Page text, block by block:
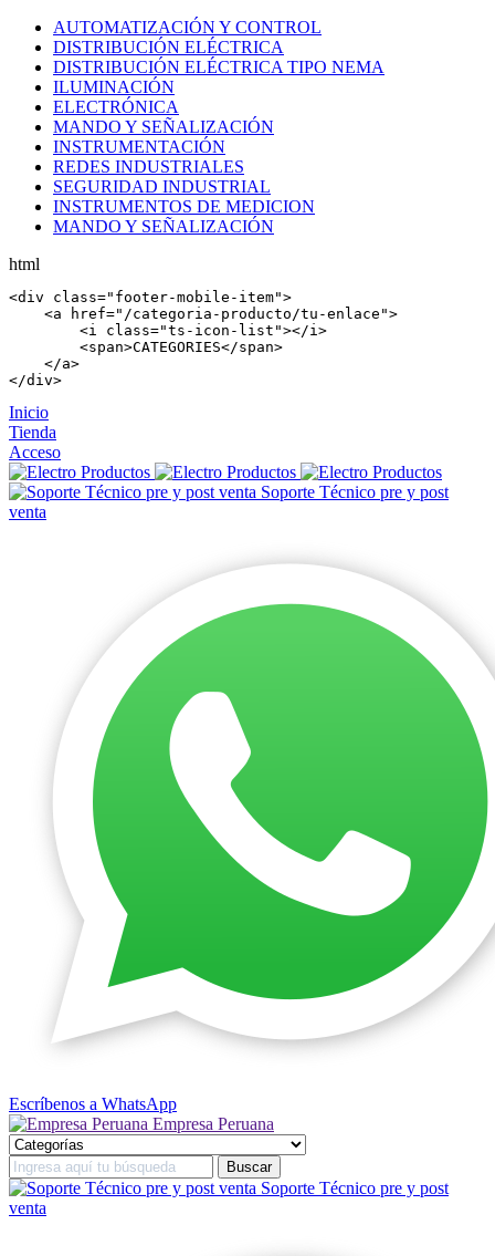
AUTOMATIZACIÓN Y CONTROL
DISTRIBUCIÓN ELÉCTRICA
DISTRIBUCIÓN ELÉCTRICA TIPO NEMA
ILUMINACIÓN
ELECTRÓNICA
MANDO Y SEÑALIZACIÓN
INSTRUMENTACIÓN
REDES INDUSTRIALES
SEGURIDAD INDUSTRIAL
INSTRUMENTOS DE MEDICION
MANDO Y SEÑALIZACIÓN
html
<div class="footer-mobile-item">
    <
a href="/categoria-producto/tu-enlace">
        <
i class="ts-icon-list"></i >
        <
span>CATEGORIES</span>
    </
a>
</div>
Inicio
Tienda
Acceso
Soporte Técnico pre y post
venta
Escríbenos a WhatsApp
Empresa Peruana
Soporte Técnico pre y post
venta